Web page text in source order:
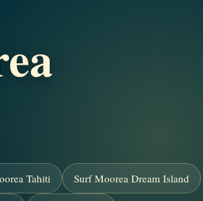
Tahiti Surf Moorea Dream Island